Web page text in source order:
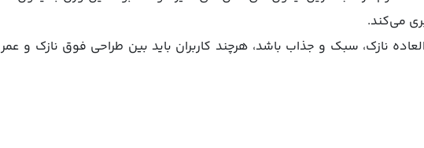
فوق‌العاده نازک، سبک و جذاب باشد، هرچند کاربران باید بین طراحی فوق نازک و عمر